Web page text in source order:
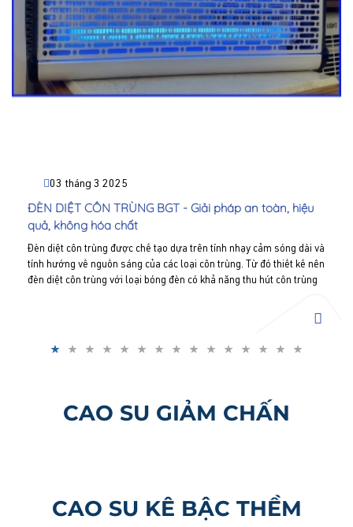
03 tháng 3 2025
ĐÈN DIỆT CÔN TRÙNG BGT - Giải pháp an toàn, hiệu
quả, không hóa chất
Đèn diệt côn trùng được chế tạo dựa trên tính nhạy cảm sóng dài và
tính hướng về nguồn sáng của các loại côn trùng. Từ đó thiết kế nên
đèn diệt côn trùng với loại bóng đèn có khả năng thu hút côn trùng
CAO SU GIẢM CHẤN
CAO SU KÊ BẬC THỀM